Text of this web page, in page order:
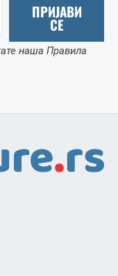
ПРИЈАВИ
СЕ
наша Правила